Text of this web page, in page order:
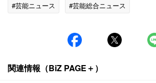
#芸能ニュース #芸能総合ニュース
関連情報（BiZ PAGE＋）